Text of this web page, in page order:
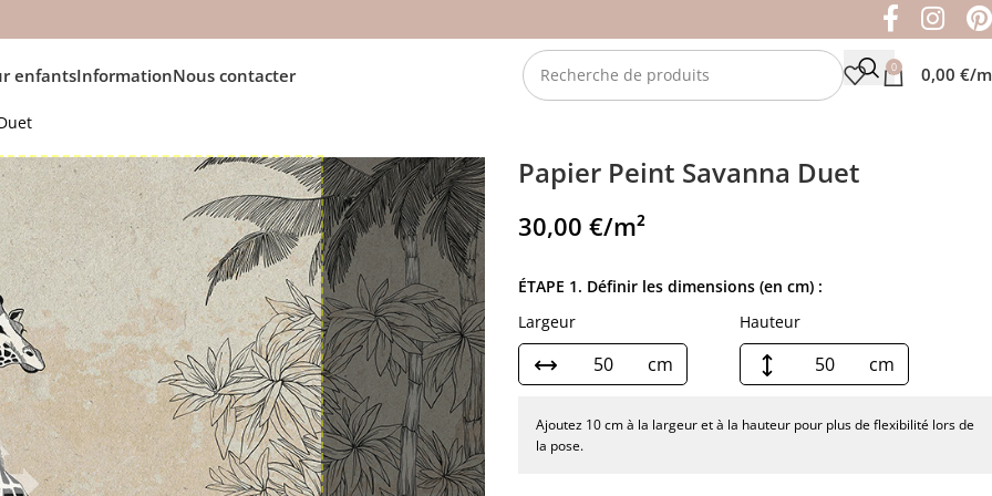
enfantsInformationNous contacter 0 0,00 €/
Papier Peint Savanna Duet
30,00 €/m²
ÉTAPE 1. Définir les dimensions (en cm) :
Largeur
cm
Hauteur
cm
Ajoutez 10 cm à la largeur et à la hauteur pour plus de flexibilité lors de
la pose.